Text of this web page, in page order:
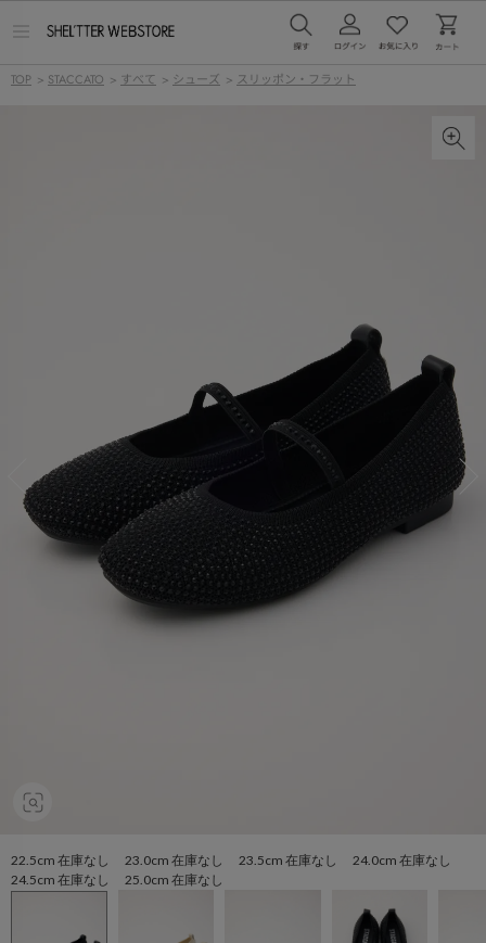
ー
TOP > STACCATO > すべて > シューズ > スリッポン・フラット
22.5cm 在庫なし 23.0cm 在庫なし 23.5cm 在庫なし 24.0cm 在庫なし
24.5cm 在庫なし 25.0cm 在庫なし